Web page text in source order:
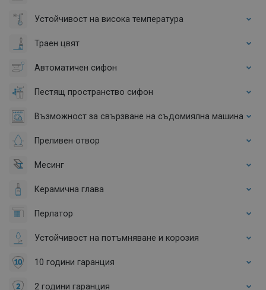
Устойчивост на висока температура
Траен цвят
Автоматичен сифон
Пестящ пространство сифон
Възможност за свързване на съдомиялна машина
Преливен отвор
Месинг
Керамична глава
Перлатор
Устойчивост на потъмняване и корозия
10 години гаранция
2 години гаранция